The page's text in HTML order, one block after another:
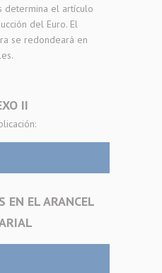
determina el artículo
del Euro. El
se redondeará en
II
EN EL ARANCEL